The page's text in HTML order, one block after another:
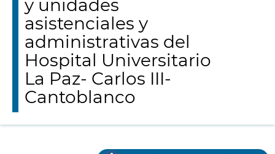
y unidades
asistenciales y
administrativas del
Hospital Universitario
La Paz- Carlos III-
Cantoblanco